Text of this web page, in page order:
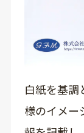
白紙を基調
様のイメー